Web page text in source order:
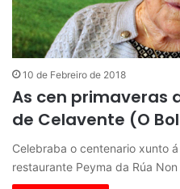
10 de Febreiro de 2018
As cen primaveras
de Celavente (O
Celebraba o centenario xunto
restaurante Peyma da Rúa